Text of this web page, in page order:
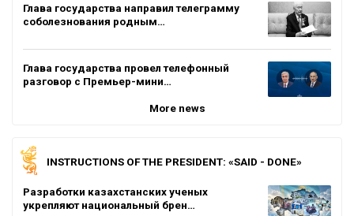
Глава государства направил телеграмму
соболезнования родным…
Глава государства провел телефонный
разговор с Премьер-мини…
More news
INSTRUCTIONS OF THE PRESIDENT: «SAID - DONE»
Разработки казахстанских ученых
укрепляют национальный брен…